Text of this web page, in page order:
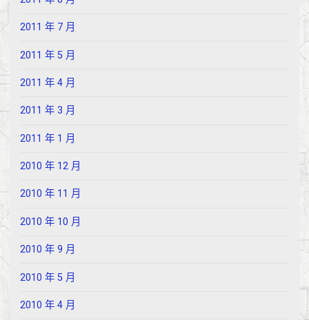
2011 年 7 月
2011 年 5 月
2011 年 4 月
2011 年 3 月
2011 年 1 月
2010 年 12 月
2010 年 11 月
2010 年 10 月
2010 年 9 月
2010 年 5 月
2010 年 4 月